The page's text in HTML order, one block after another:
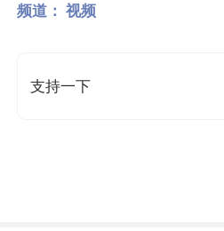
频道： 视频
支持一下